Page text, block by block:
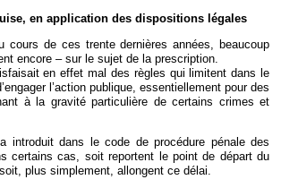
en application des dispositions légales
cours de ces trente dernières années, beaucoup
encore – sur le sujet de la prescription.
en effet mal des règles qui limitent dans le
l’action publique, essentiellement pour des
à la gravité particulière de certains crimes et
introduit dans le code de procédure pénale des
certains cas, soit reportent le point de départ du
plus simplement, allongent ce délai.